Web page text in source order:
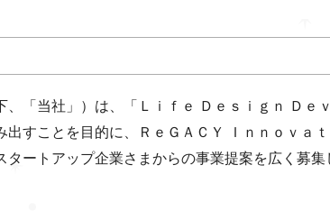
「当社」）は、「Ｌｉｆｅ Ｄｅｓｉｇｎ Ｄｅ
すことを目的に、ＲｅＧＡＣＹ Ｉｎｎｏｖａ
トアップ企業さまからの事業提案を広く募集